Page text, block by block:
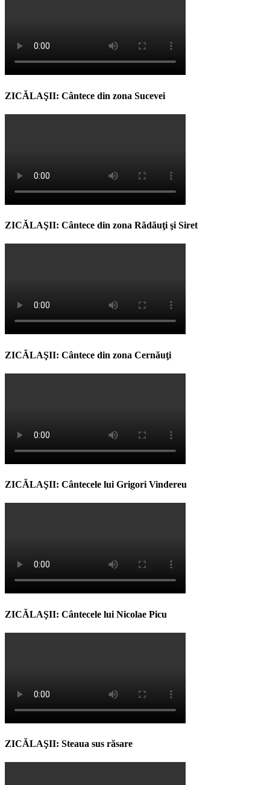
ZICĂLAŞII: Cântece din zona Sucevei
ZICĂLAŞII: Cântece din zona Rădăuţi şi Siret
ZICĂLAŞII: Cântece din zona Cernăuţi
ZICĂLAŞII: Cântecele lui Grigori Vindereu
ZICĂLAŞII: Cântecele lui Nicolae Picu
ZICĂLAŞII: Steaua sus răsare